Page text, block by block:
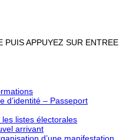
PUIS APPUYEZ SUR ENTREE
d’identité – Passeport
listes électorales
arrivant